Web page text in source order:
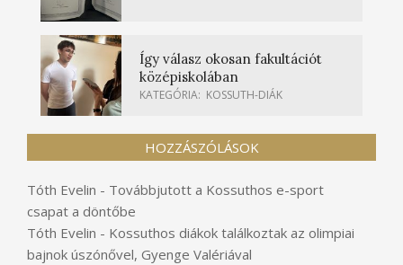
Így válasz okosan fakultációt
középiskolában
KATEGÓRIA: KOSSUTH-DIÁK
HOZZÁSZÓLÁSOK
Tóth Evelin - Továbbjutott a Kossuthos e-sport
csapat a döntőbe
Tóth Evelin - Kossuthos diákok találkoztak az olimpiai
bajnok úszónővel, Gyenge Valériával